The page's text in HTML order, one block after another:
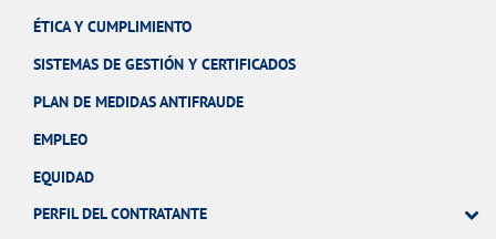
ÉTICA Y CUMPLIMIENTO
SISTEMAS DE GESTIÓN Y CERTIFICADOS
PLAN DE MEDIDAS ANTIFRAUDE
EMPLEO
EQUIDAD
PERFIL DEL CONTRATANTE